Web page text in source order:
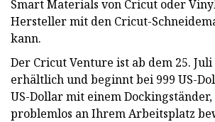
Smart Materials von Cricut oder
Hersteller mit den Cricut-
kann.
Der Cricut Venture ist ab dem 25.
erhältlich und beginnt bei 999 US-
US-Dollar mit einem
problemlos an Ihrem Arbeitsplatz